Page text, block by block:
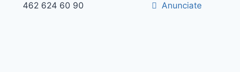
462 624 60 90 Anunciate